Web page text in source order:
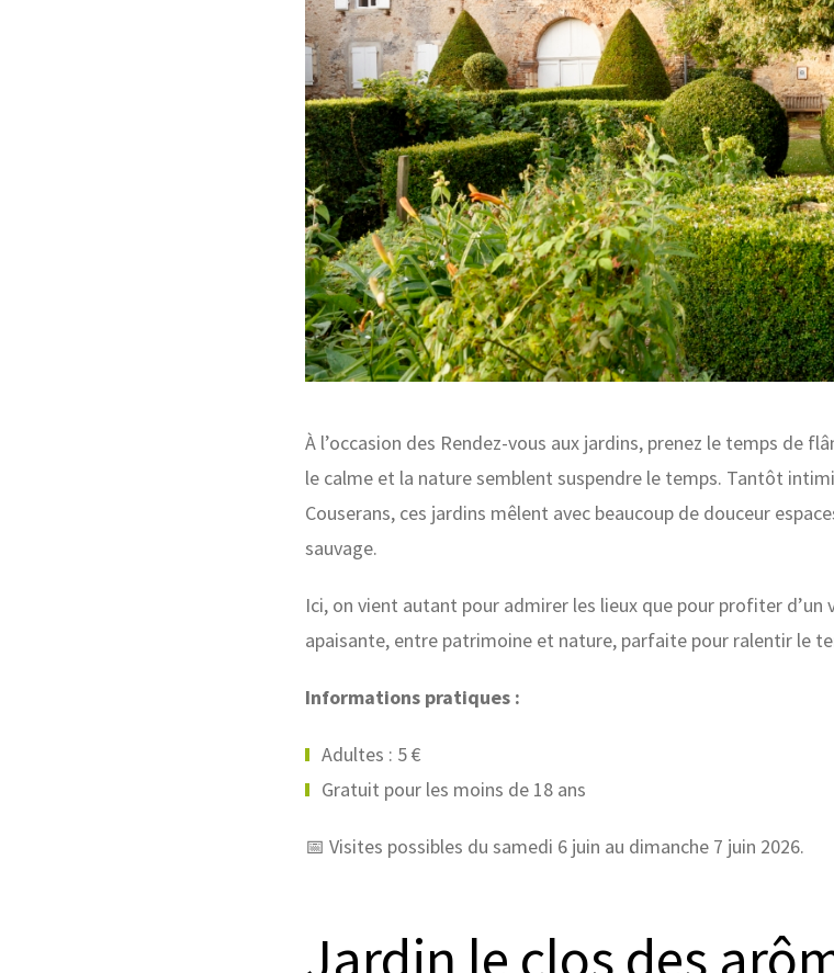
À l’occasion des Rendez-vous aux jardins, prenez le temps de
le calme et la nature semblent suspendre le temps. Tantôt
Couserans, ces jardins mêlent avec beaucoup de douceur
sauvage.
Ici, on vient autant pour admirer les lieux que pour profiter
apaisante, entre patrimoine et nature, parfaite pour ralentir le
Informations pratiques :
Adultes : 5 €
Gratuit pour les moins de 18 ans
📅 Visites possibles du samedi 6 juin au dimanche 7 juin 2026.
Jardin le clos des